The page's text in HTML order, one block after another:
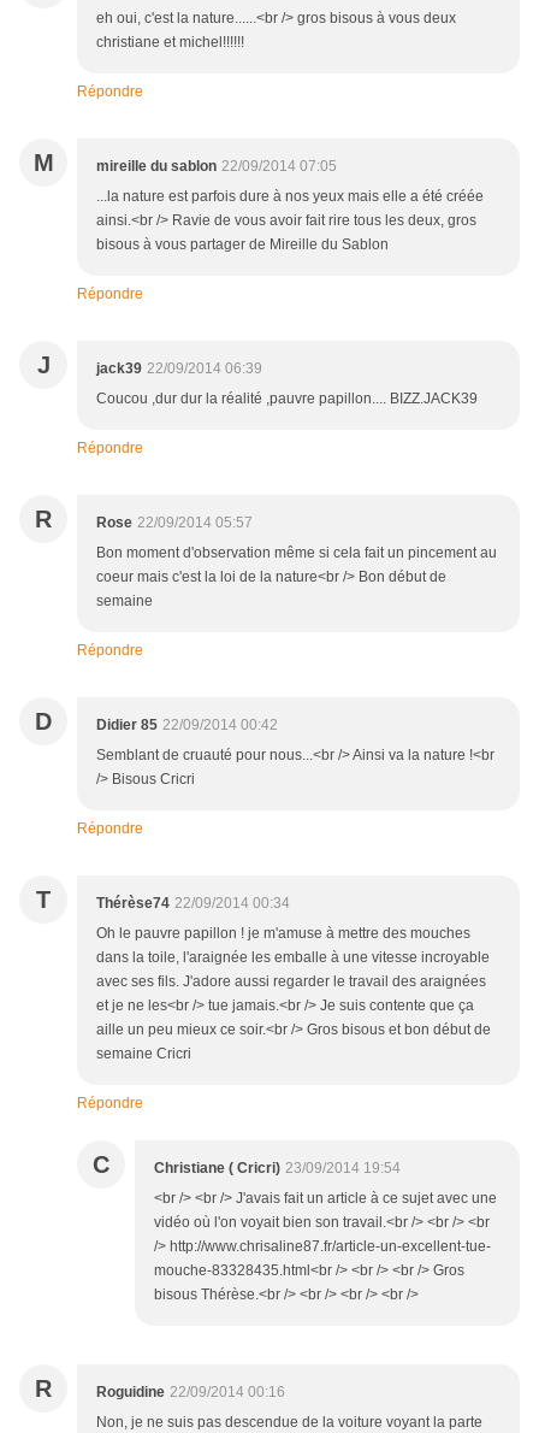
eh oui, c'est la nature......<br /> gros bisous à vous deux
christiane et michel!!!!!!
Répondre
M mireille du sablon 22/09/2014 07:05
...la nature est parfois dure à nos yeux mais elle a été créée
ainsi.<br /> Ravie de vous avoir fait rire tous les deux, gros
bisous à vous partager de Mireille du Sablon
Répondre
J jack39 22/09/2014 06:39
Coucou ,dur dur la réalité ,pauvre papillon.... BIZZ.JACK39
Répondre
R Rose 22/09/2014 05:57
Bon moment d'observation même si cela fait un pincement au
coeur mais c'est la loi de la nature<br /> Bon début de
semaine
Répondre
D Didier 85 22/09/2014 00:42
Semblant de cruauté pour nous...<br /> Ainsi va la nature !<br
/> Bisous Cricri
Répondre
T Thérèse74 22/09/2014 00:34
Oh le pauvre papillon ! je m'amuse à mettre des mouches
dans la toile, l'araignée les emballe à une vitesse incroyable
avec ses fils. J'adore aussi regarder le travail des araignées
et je ne les<br /> tue jamais.<br /> Je suis contente que ça
aille un peu mieux ce soir.<br /> Gros bisous et bon début de
semaine Cricri
Répondre
C Christiane ( Cricri) 23/09/2014 19:54
<br /> <br /> J'avais fait un article à ce sujet avec une
vidéo où l'on voyait bien son travail.<br /> <br /> <br
/> http://www.chrisaline87.fr/article-un-excellent-tue-
mouche-83328435.html<br /> <br /> <br /> Gros
bisous Thérèse.<br /> <br /> <br /> <br />
R Roguidine 22/09/2014 00:16
Non, je ne suis pas descendue de la voiture voyant la parte